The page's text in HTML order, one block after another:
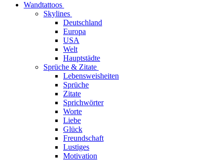
Wandtattoos
Skylines
Deutschland
Europa
USA
Welt
Hauptstädte
Sprüche & Zitate
Lebensweisheiten
Sprüche
Zitate
Sprichwörter
Worte
Liebe
Glück
Freundschaft
Lustiges
Motivation